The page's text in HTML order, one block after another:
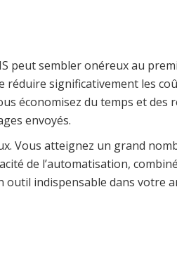
peut sembler onéreux au
réduire significativement les
économisez du temps et des
envoyés.
Vous atteignez un grand
de l’automatisation,
indispensable dans votre